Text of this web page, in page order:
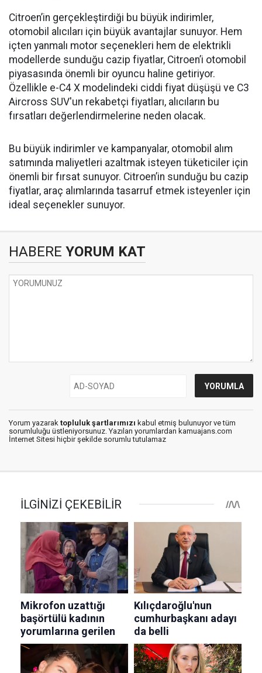
Citroen’in gerçekleştirdiği bu büyük indirimler,
otomobil alıcıları için büyük avantajlar sunuyor. Hem
içten yanmalı motor seçenekleri hem de elektrikli
modellerde sunduğu cazip fiyatlar, Citroen’i otomobil
piyasasında önemli bir oyuncu haline getiriyor.
Özellikle e-C4 X modelindeki ciddi fiyat düşüşü ve C3
Aircross SUV'un rekabetçi fiyatları, alıcıların bu
fırsatları değerlendirmelerine neden olacak.
Bu büyük indirimler ve kampanyalar, otomobil alım
satımında maliyetleri azaltmak isteyen tüketiciler için
önemli bir fırsat sunuyor. Citroen’in sunduğu bu cazip
fiyatlar, araç alımlarında tasarruf etmek isteyenler için
ideal seçenekler sunuyor.
HABERE YORUM KAT
Yorum yazarak topluluk şartlarımızı kabul etmiş bulunuyor ve tüm
sorumluluğu üstleniyorsunuz. Yazılan yorumlardan kamuajans.com
İnternet Sitesi hiçbir şekilde sorumlu tutulamaz